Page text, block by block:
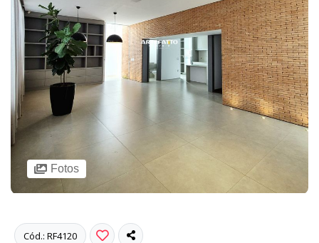
Fotos
Cód.: RF4120